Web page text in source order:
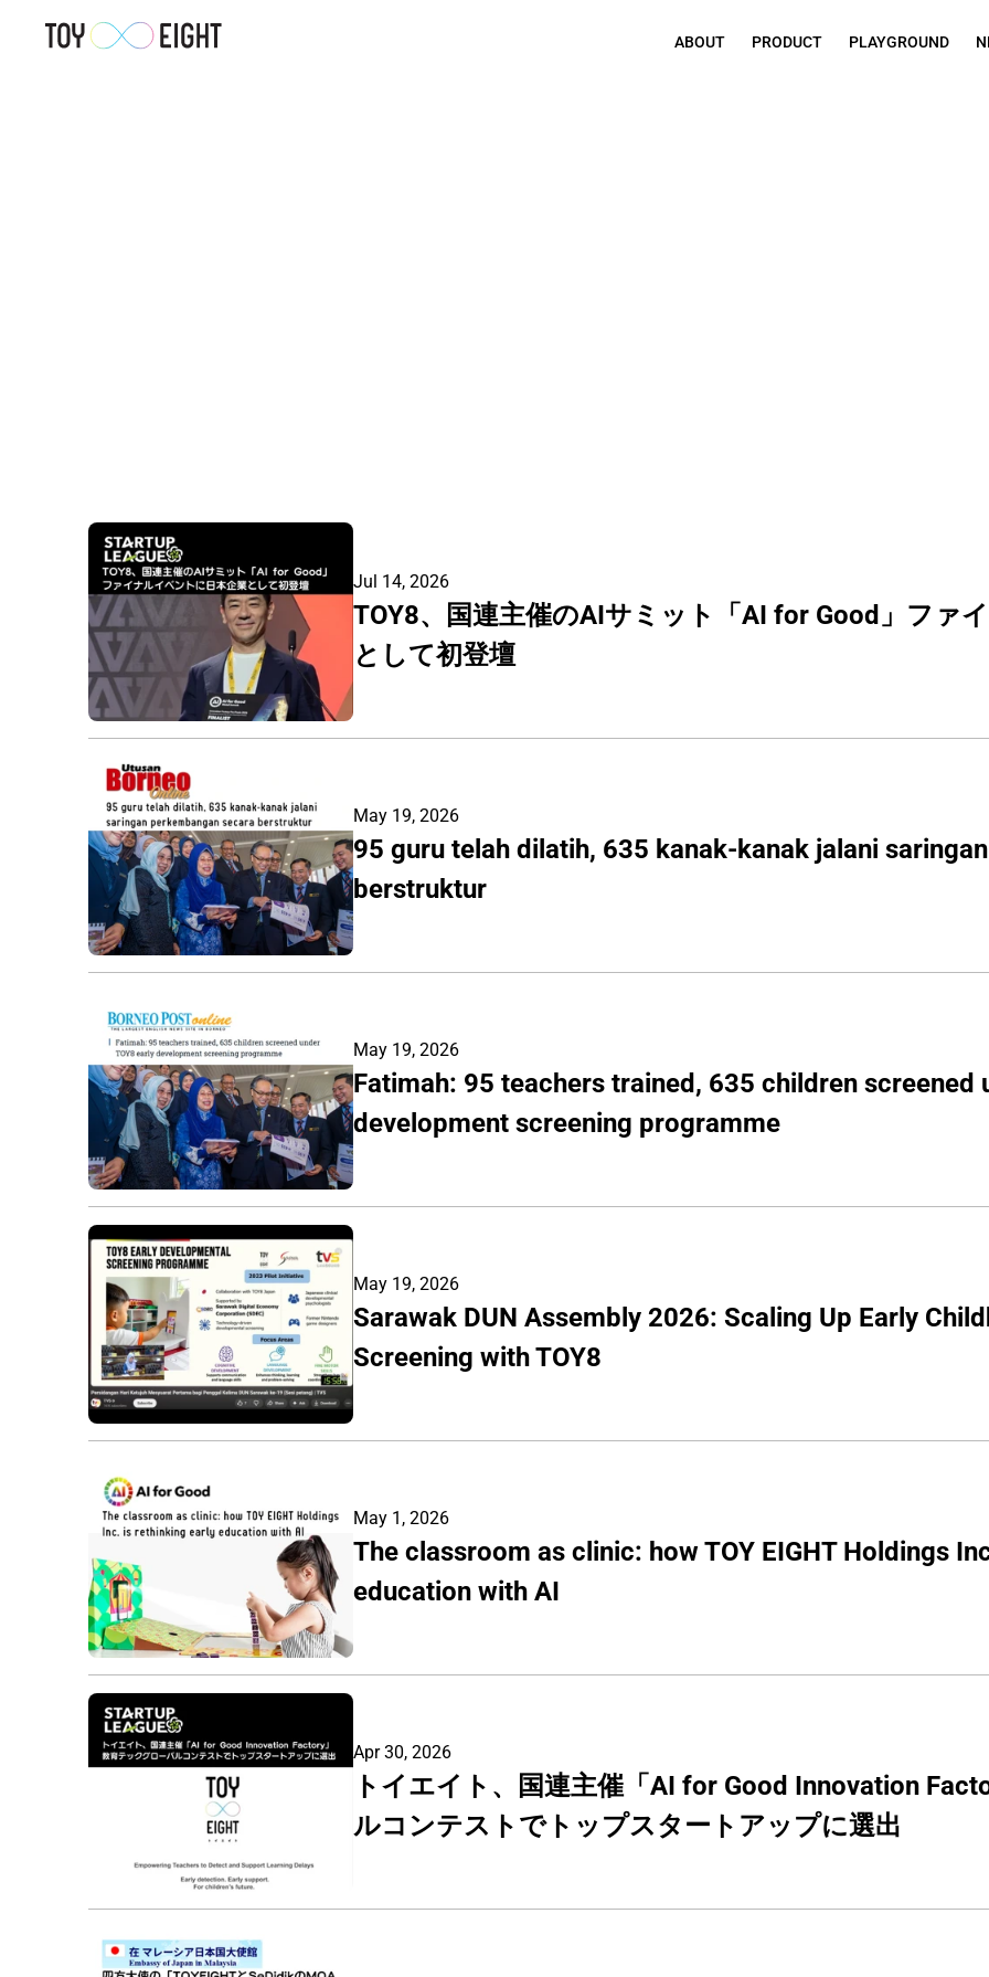
ABOUT PRODUCT PLAYGROUND
Jul 14, 2026
TOY8、国連主催のAIサミット「AI for Good」ファ
として初登壇
May 19, 2026
95 guru telah dilatih, 635 kanak-kanak jalani
berstruktur
May 19, 2026
Fatimah: 95 teachers trained, 635 children screened
development screening programme
May 19, 2026
Sarawak DUN Assembly 2026: Scaling Up Early
Screening with TOY8
May 1, 2026
The classroom as clinic: how TOY EIGHT Holdings
education with AI
Apr 30, 2026
トイエイト、国連主催「AI for Good Innovation
ルコンテストでトップスタートアップに選出